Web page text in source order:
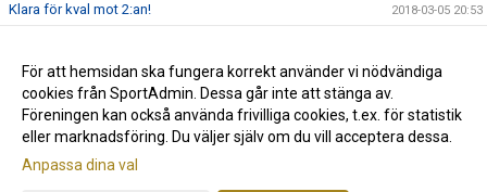
Klara för kval mot 2:an! 2018-03-05 20:53
God Jul och Gott Nytt år! 2017-12-22 15:00
Spelarmöte 18 dec 2017-12-10 10:29
För att hemsidan ska fungera korrekt använder vi nödvändiga
cookies från SportAdmin. Dessa går inte att stänga av.
Föreningen kan också använda frivilliga cookies, t.ex. för statistik
eller marknadsföring. Du väljer själv om du vill acceptera dessa.
Anpassa dina val